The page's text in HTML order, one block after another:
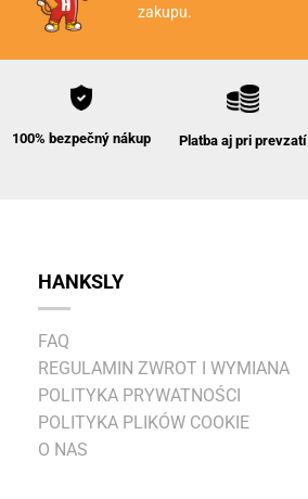
zakupu.
100% bezpečný nákup Platba aj pri prevzatí
HANKSLY
FAQ
REGULAMIN ZWROT I WYMIANA
POLITYKA PRYWATNOŚCI
POLITYKA PLIKÓW COOKIE
O NAS